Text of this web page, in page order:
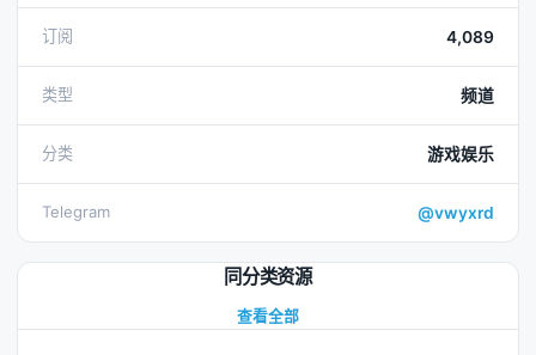
订阅 4,089
类型 频道
分类 游戏娱乐
Telegram @vwyxrd
同分类资源
查看全部